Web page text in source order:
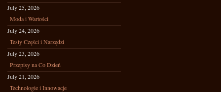
July 25, 2026
Moda i Wartości
July 24, 2026
Testy Części i Narzędzi
July 23, 2026
Przepisy na Co Dzień
July 21, 2026
Technologie i Innowacje